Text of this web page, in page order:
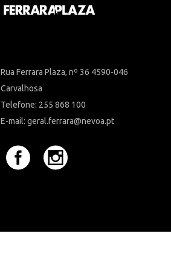
Rua Ferrara Plaza, nº 36 4590-046
Carvalhosa
Telefone: 255 868 100
E-mail: geral.ferrara@nevoa.pt